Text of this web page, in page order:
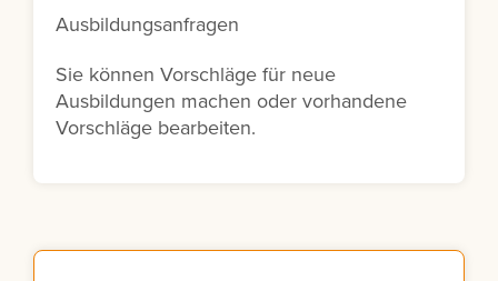
Ausbildungsanfragen
Sie können Vorschläge für neue
Ausbildungen machen oder vorhandene
Vorschläge bearbeiten.